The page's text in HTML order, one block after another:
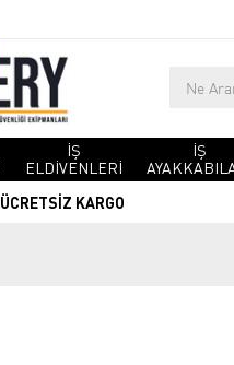
İŞ
ELDİVENLERİ
İŞ
ÜCRETSİZ KARGO